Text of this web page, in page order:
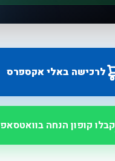
לרכישה באלי אקספרס
קבלו קופון הנחה בוואטסאפ